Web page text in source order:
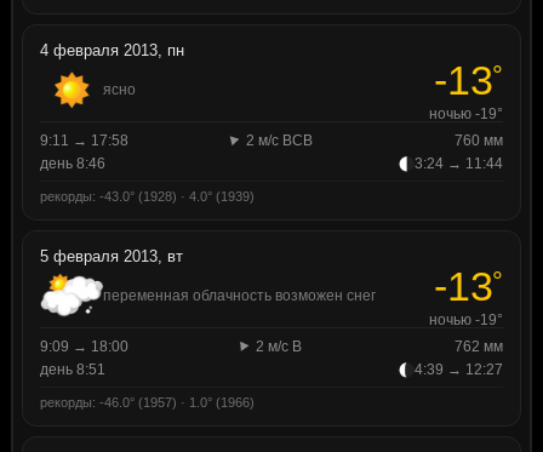
4 февраля 2013, пн
ясно -13°
ночью -19°
9:11 → 17:58
2 м/с ВСВ
760 мм
день 8:46
3:24 → 11:44
рекорды: -43.0° (1928) · 4.0° (1939)
5 февраля 2013, вт
переменная облачность возможен снег -13°
ночью -19°
9:09 → 18:00
2 м/с В
762 мм
день 8:51
4:39 → 12:27
рекорды: -46.0° (1957) · 1.0° (1966)